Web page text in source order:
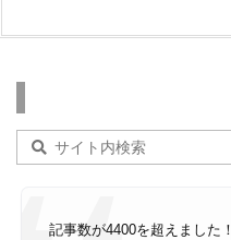
記事数が4400を超えました！